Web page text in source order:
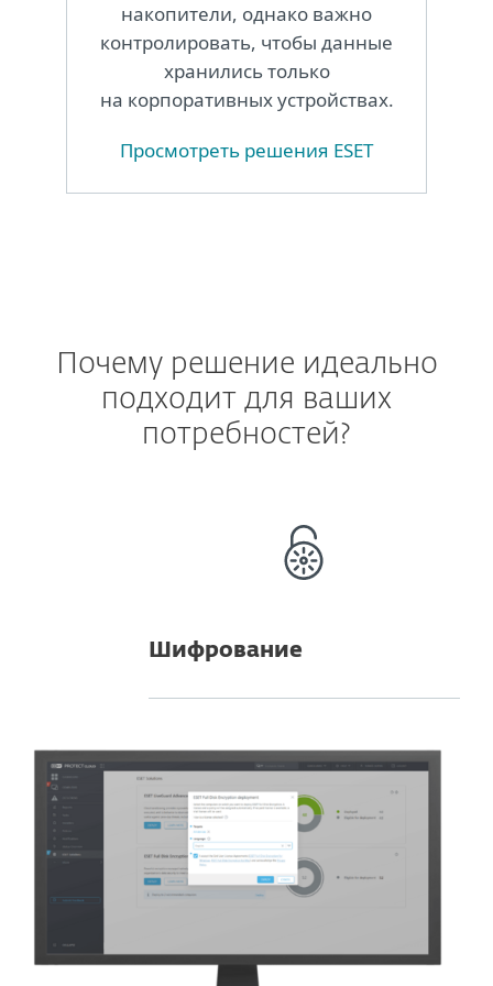
накопители, однако важно
контролировать, чтобы данные
хранились только
на корпоративных устройствах.
Просмотреть решения ESET
Почему решение идеально
подходит для ваших
потребностей?
Шифрование